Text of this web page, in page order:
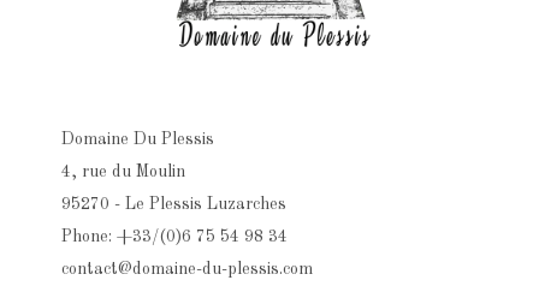
Domaine Du Plessis
4, rue du Moulin
95270 - Le Plessis Luzarches
Phone: +33/(0)6 75 54 98 34
contact@domaine-du-plessis.com